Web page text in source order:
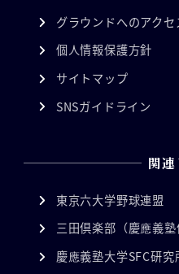
グラウンドへのアクセ
個人情報保護方針
サイトマップ
SNSガイドライン
関連
東京六大学野球連盟
三田倶楽部（慶應義塾
慶應義塾大学SFC研